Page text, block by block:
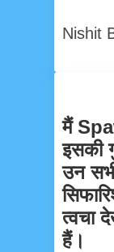
Nishit
मैं
इसकी
उन
त्वचा
हैं।